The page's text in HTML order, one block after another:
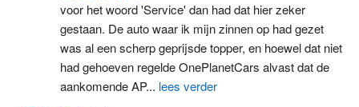
voor het woord 'Service' dan had dat hier zeker
gestaan. De auto waar ik mijn zinnen op had gezet
was al een scherp geprijsde topper, en hoewel dat niet
had gehoeven regelde OnePlanetCars alvast dat de
aankomende AP... lees verder